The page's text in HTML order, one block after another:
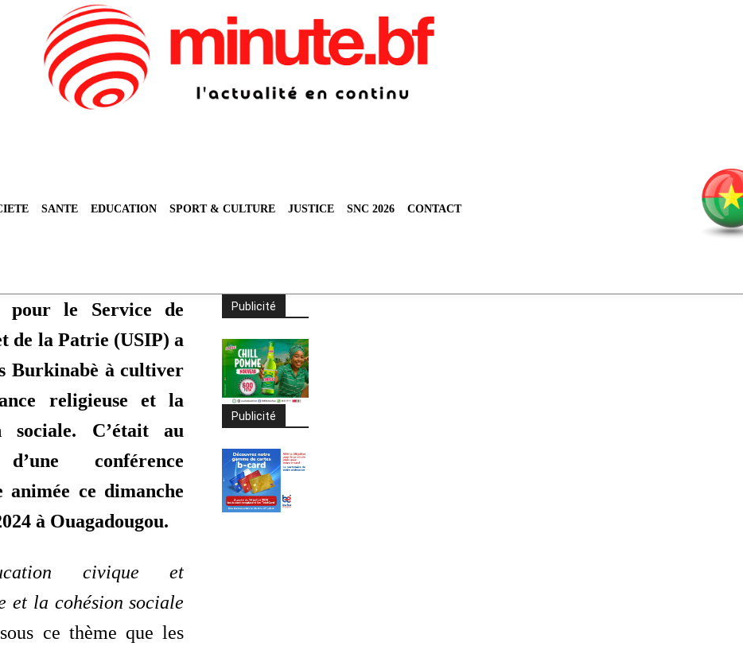
SANTE EDUCATION SPORT & CULTURE JUSTICE SNC 2026 CONTACT
pour le Service de
de la Patrie (USIP) a
Burkinabè à cultiver
religieuse et la
sociale. C’était au
conférence
animée ce dimanche
à Ouagadougou.
civique et
et la cohésion sociale
ce thème que les
Publicité
Publicité